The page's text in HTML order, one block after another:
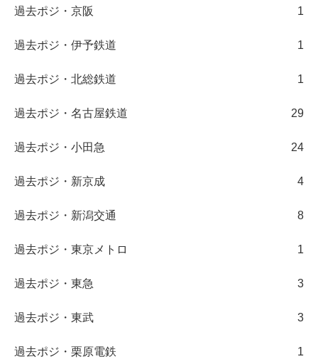
過去ポジ・京阪 1
過去ポジ・伊予鉄道 1
過去ポジ・北総鉄道 1
過去ポジ・名古屋鉄道 29
過去ポジ・小田急 24
過去ポジ・新京成 4
過去ポジ・新潟交通 8
過去ポジ・東京メトロ 1
過去ポジ・東急 3
過去ポジ・東武 3
過去ポジ・栗原電鉄 1